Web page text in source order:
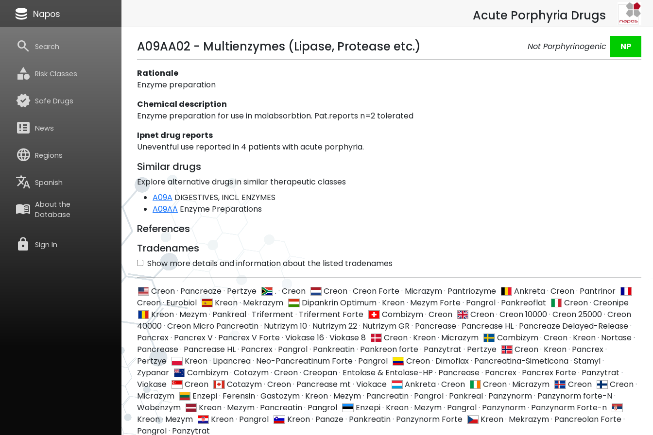
database Napos
search Search
category Risk Classes
verified Safe Drugs
breaking_news News
language Regions
translate Spanish
menu_book About the
Database
lock Sign In
Acute Porphyria Drugs
A09AA02 - Multienzymes (Lipase, Protease etc.)
Not Porphyrinogenic NP
Rationale
Enzyme preparation
Chemical description
Enzyme preparation for use in malabsorbtion. Pat.reports n=2 tolerated
Ipnet drug reports
Uneventful use reported in 4 patients with acute porphyria.
Similar drugs
Explore alternative drugs in similar therapeutic classes
A09A DIGESTIVES, INCL. ENZYMES
A09AA Enzyme Preparations
References
Tradenames
Show more details and information about the listed tradenames
Creon· Pancreaze· Pertzye . · Creon Creon· Creon Forte· Micrazym· Pantriozyme Ankreta·Creon· Pantrinor
Creon·Eurobiol Kreon· Mekrazym Dipankrin Optimum· Kreon· Mezym Forte· Pangrol· Pankreoflat Creon· Creonipe
Kreon· Mezym· Pankreal· Triferment · Triferment Forte Combizym· Creon Creon· Creon 10000· Creon 25000· Creon
40000· Creon Micro Pancreatin· Nutrizym 10· Nutrizym 22· Nutrizym GR · Pancrease· Pancrease HL· Pancreaze Delayed-Release·
Pancrex· Pancrex V· Pancrex V Forte· Viokase 16 · Viokase 8 Creon· Kreon· Micrazym Combizym· Creon· Kreon· Nortase·
Pancrease· Pancrease HL· Pancrex· Pangrol· Pankreatin· Pankreon forte· Panzytrat · Pertzye Creon· Kreon· Pancrex·
Pertzye
Kreon· Lipancrea· Neo-Pancreatinum Forte· Pangrol Creon· Dimoflax· Pancreatina-Simeticona· Stamyl·
Zypanar
Combizym·Cotazym·Creon·Creopan· Entolase & Entolase-HP · Pancrease· Pancrex· Pancrex Forte· Panzytrat ·
Viokase
Creon Cotazym· Creon· Pancrease mt · Viokace Ankreta· Creon Creon· Micrazym Creon Creon·
Micrazym
Enzepi· Ferensin·Gastozym· Kreon· Mezym· Pancreatin· Pangrol· Pankreal· Panzynorm· Panzynorm forte-N·
Wobenzym
Kreon· Mezym· Pancreatin· Pangrol Enzepi· Kreon· Mezym· Pangrol· Panzynorm· Panzynorm Forte-n
Kreon· Mezym Kreon· Pangrol Kreon· Panaze· Pankreatin· Panzynorm Forte Kreon· Mekrazym· Pancreolan Forte·
Pangrol· Panzytrat